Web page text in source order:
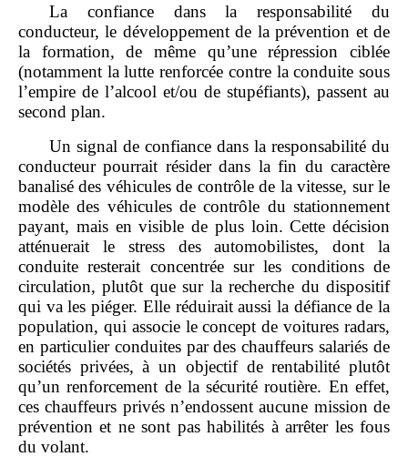
La confiance dans la responsabilité du
conducteur, le développement de la prévention et de
la formation, de même qu’une répression ciblée
(notamment la lutte renforcée contre la conduite sous
l’empire de l’alcool et/ou de stupéfiants), passent au
second plan.
Un signal de confiance dans la responsabilité du
conducteur pourrait résider dans la fin du caractère
banalisé des véhicules de contrôle de la vitesse, sur le
modèle des véhicules de contrôle du stationnement
payant, mais en visible de plus loin. Cette décision
atténuerait le stress des automobilistes, dont la
conduite resterait concentrée sur les conditions de
circulation, plutôt que sur la recherche du dispositif
qui va les piéger. Elle réduirait aussi la défiance de la
population, qui associe le concept de voitures radars,
en particulier conduites par des chauffeurs salariés de
sociétés privées, à un objectif de rentabilité plutôt
qu’un renforcement de la sécurité routière. En effet,
ces chauffeurs privés n’endossent aucune mission de
prévention et ne sont pas habilités à arrêter les fous
du volant.